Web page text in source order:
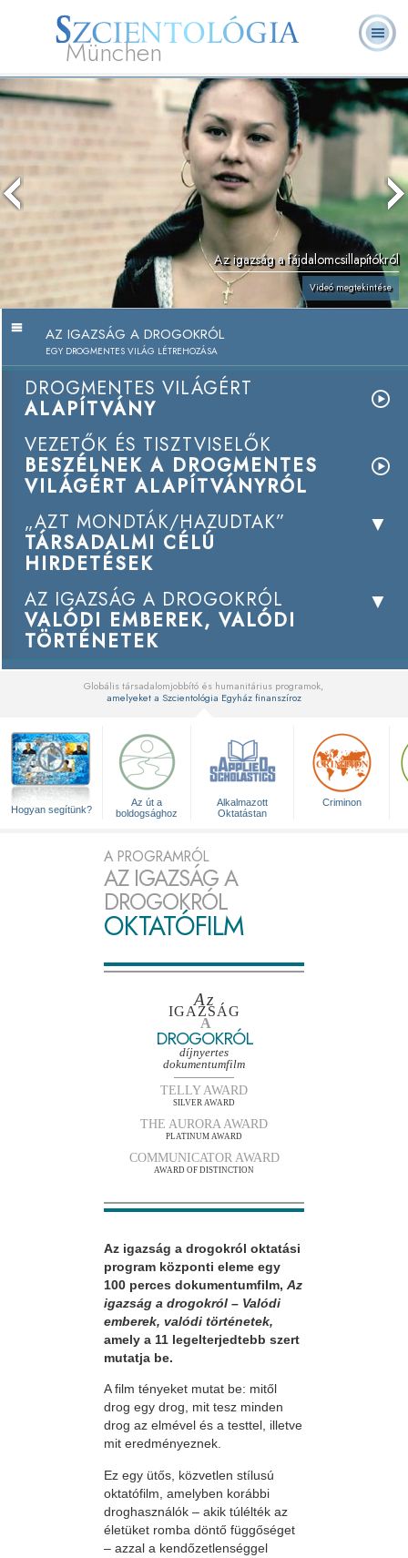
München
L. Ron Hubbard Mi a Szcientológia? Önkéntes lelkészek GYIK Könyvek
Az igazság a fájdalomcsillapítókról
Videó megtekintése
AZ IGAZSÁG A DROGOKRÓL
EGY DROGMENTES VILÁG LÉTREHOZÁSA
DROGMENTES VILÁGÉRT
ALAPÍTVÁNY
VEZETŐK ÉS TISZTVISELŐK
BESZÉLNEK A DROGMENTES
VILÁGÉRT ALAPÍTVÁNYRÓL
„AZT MONDTÁK/HAZUDTAK”
TÁRSADALMI CÉLÚ
HIRDETÉSEK
AZ IGAZSÁG A DROGOKRÓL
VALÓDI EMBEREK, VALÓDI
TÖRTÉNETEK
Globális társadalomjobbító és humanitárius programok,
amelyeket a Szcientológia Egyház finanszíroz
Hogyan segítünk?
Az út a
boldogsághoz
Alkalmazott
Oktatástan
Criminon
A PROGRAMRÓL
AZ IGAZSÁG A
DROGOKRÓL
OKTATÓFILM
Az
IGAZSÁG
A
DROGOKRÓL
díjnyertes
dokumentumfilm
TELLY AWARD
SILVER AWARD
THE AURORA AWARD
PLATINUM AWARD
COMMUNICATOR AWARD
AWARD OF DISTINCTION
Az igazság a drogokról oktatási
program központi eleme egy
100 perces dokumentumfilm, Az
igazság a drogokról – Valódi
emberek, valódi történetek,
amely a 11 legelterjedtebb szert
mutatja be.
A film tényeket mutat be: mitől
drog egy drog, mit tesz minden
drog az elmével és a testtel, illetve
mit eredményeznek.
Ez egy ütős, közvetlen stílusú
oktatófilm, amelyben korábbi
droghasználók – akik túlélték az
életüket romba döntő függőséget
– azzal a kendőzetlenséggel